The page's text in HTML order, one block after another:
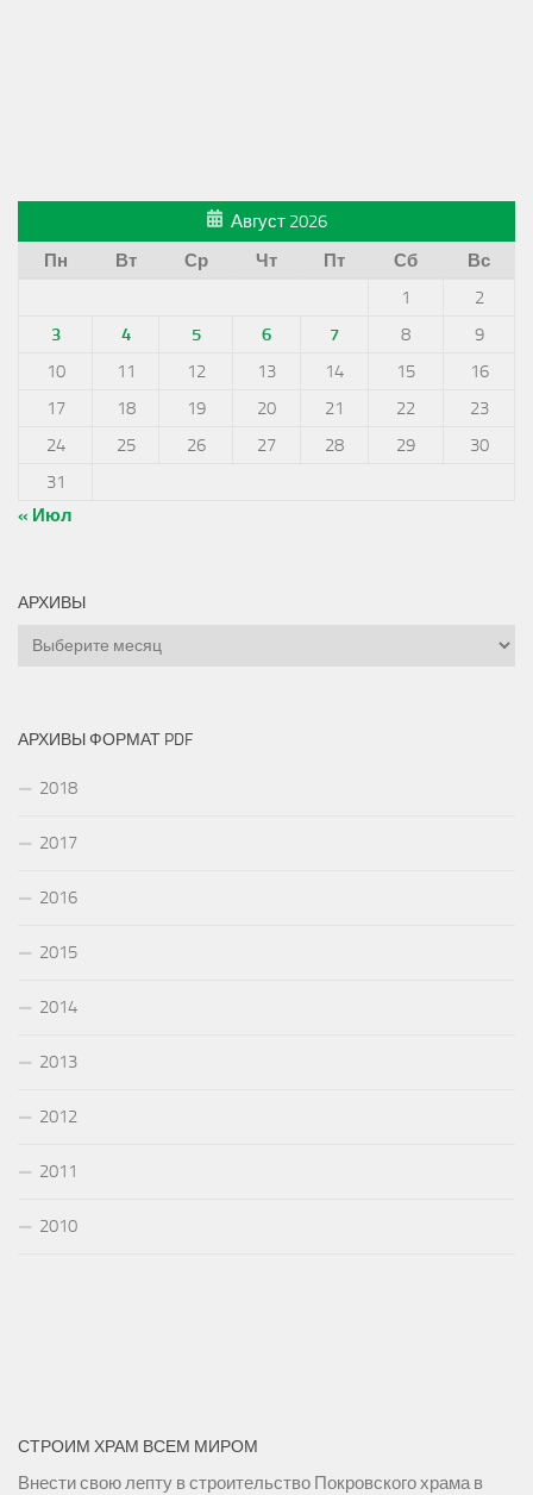
Август 2026
Пн
Вт Ср Чт Пт Сб
Вс
1
2
3
4 5 6 7 8
9
10
11 12 13 14 15
16
17
18 19 20 21 22
23
24
25 26 27 28 29
30
31
« Июл
АРХИВЫ
Архивы
АРХИВЫ ФОРМАТ PDF
2018
2017
2016
2015
2014
2013
2012
2011
2010
СТРОИМ ХРАМ ВСЕМ МИРОМ
Внести свою лепту в строительство Покровского храма в